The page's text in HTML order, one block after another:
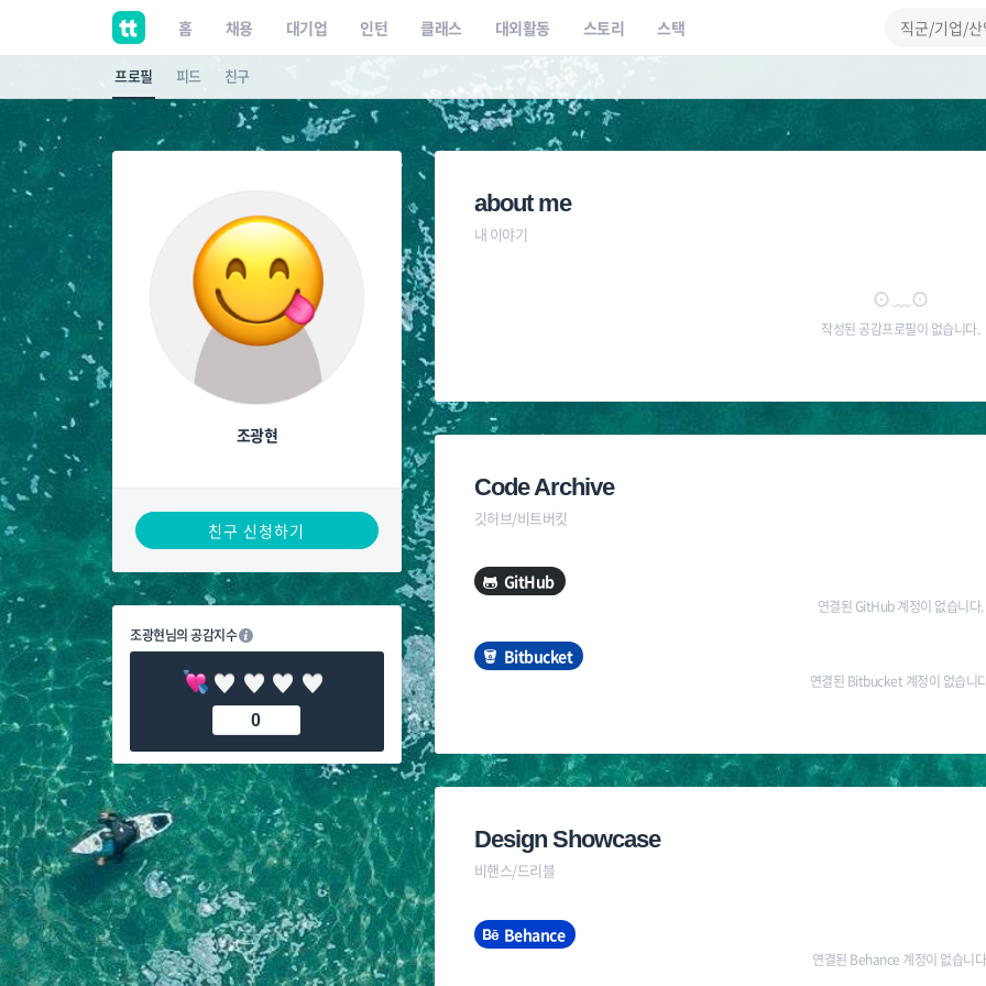
홈 채용 대기업 인턴 클래스 대외활동 스토리 스택
프로필 피드 친구
조광현
친구 신청하기
조광현님의 공감지수
0
about me
내 이야기
⊙﹏⊙
작성된 공감프로필이 없습니다.
Code Archive
깃허브/비트버킷
GitHub
연결된 GitHub 계정이 없습니다.
Bitbucket
연결된 Bitbucket 계정이 없습니
Design Showcase
비핸스/드리블
Behance
연결된 Behance 계정이 없습니